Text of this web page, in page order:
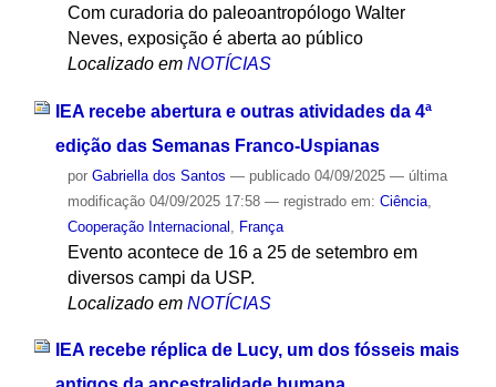
Com curadoria do paleoantropólogo Walter
Neves, exposição é aberta ao público
Localizado em NOTÍCIAS
IEA recebe abertura e outras atividades da 4ª
edição das Semanas Franco-Uspianas
por Gabriella dos Santos — publicado04/09/2025 — última
modificação04/09/2025 17:58 — registrado em: Ciência,
Cooperação Internacional
França
Evento acontece de 16 a 25 de setembro em
diversos campi da USP.
Localizado em NOTÍCIAS
IEA recebe réplica de Lucy, um dos fósseis mais